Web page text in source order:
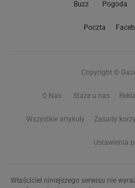
Buzz Pogoda
Poczta
Copyright ©
O Nas Staże u nas
Wszystkie artykuły Zasady
Ustawienia
Właściciel niniejszego serwisu nie